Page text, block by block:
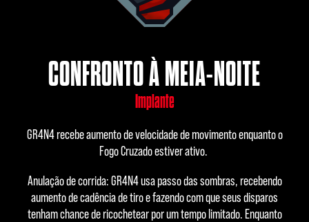
CONFRONTO À MEIA-NOITE
Implante
GR4N4 recebe aumento de velocidade de movimento enquanto o
Fogo Cruzado estiver ativo.
Anulação de corrida: GR4N4 usa passo das sombras, recebendo
aumento de cadência de tiro e fazendo com que seus disparos
tenham chance de ricochetear por um tempo limitado. Enquanto